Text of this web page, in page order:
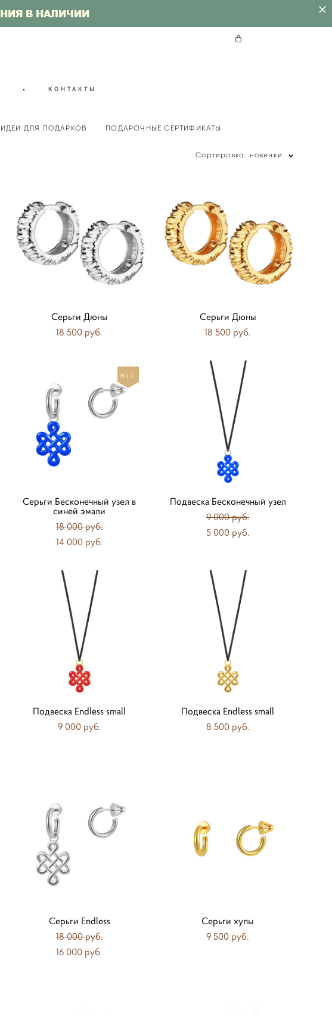
В НАЛИЧИИ
• КОНТАКТЫ
ИДЕИ ДЛЯ ПОДАРКОВ ПОДАРОЧНЫЕ СЕРТИФИКАТЫ
Сортировка: новинки
Серьги Дюны
18 500 pуб.
Серьги Дюны
18 500 pуб.
HIT
Серьги Бесконечный узел в
синей эмали
18 000 pуб.
14 000 pуб.
Подвеска Бесконечный узел
9 000 pуб.
5 000 pуб.
Подвеска Endless small
9 000 pуб.
Подвеска Endless small
8 500 pуб.
Серьги Endless
18 000 pуб.
16 000 pуб.
Серьги хупы
9 500 pуб.